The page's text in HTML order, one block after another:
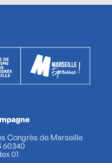
Congrès de Marseille
60340
01